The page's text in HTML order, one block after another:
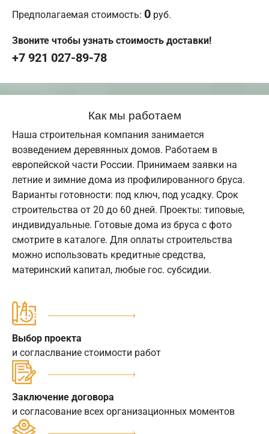
Предполагаемая стоимость: 0 руб.
Звоните чтобы узнать стоимость доставки!
+7 921 027-89-78
Как мы работаем
Наша строительная компания занимается
возведением деревянных домов. Работаем в
европейской части России. Принимаем заявки на
летние и зимние дома из профилированного бруса.
Варианты готовности: под ключ, под усадку. Срок
строительства от 20 до 60 дней. Проекты: типовые,
индивидуальные. Готовые дома из бруса с фото
смотрите в каталоге. Для оплаты строительства
можно использовать кредитные средства,
материнский капитал, любые гос. субсидии.
Выбор проекта
и согласлвание стоимости работ
Заключение договора
и согласование всех организационных моментов